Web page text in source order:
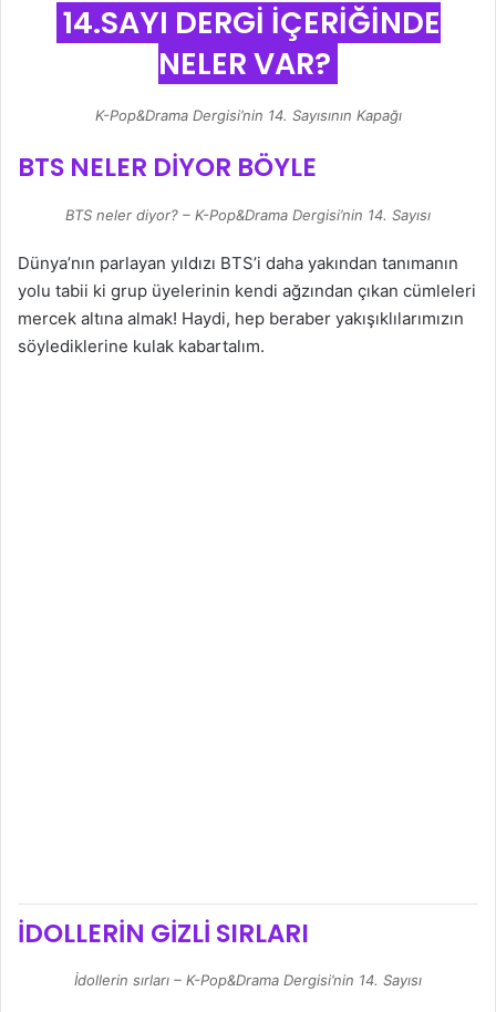
14.SAYI DERGİ İÇERİĞİNDE
NELER VAR?
K-Pop&Drama Dergisi’nin 14. Sayısının Kapağı
BTS NELER DİYOR BÖYLE
BTS neler diyor? – K-Pop&Drama Dergisi’nin 14. Sayısı
Dünya’nın parlayan yıldızı BTS’i daha yakından tanımanın
yolu tabii ki grup üyelerinin kendi ağzından çıkan cümleleri
mercek altına almak! Haydi, hep beraber yakışıklılarımızın
söylediklerine kulak kabartalım.
İDOLLERİN GİZLİ SIRLARI
İdollerin sırları – K-Pop&Drama Dergisi’nin 14. Sayısı